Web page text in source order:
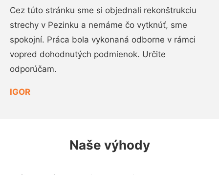
Cez túto stránku sme si objednali rekonštrukciu
strechy v Pezinku a nemáme čo vytknúť, sme
spokojní. Práca bola vykonaná odborne v rámci
vopred dohodnutých podmienok. Určite
odporúčam.
IGOR
Naše výhody